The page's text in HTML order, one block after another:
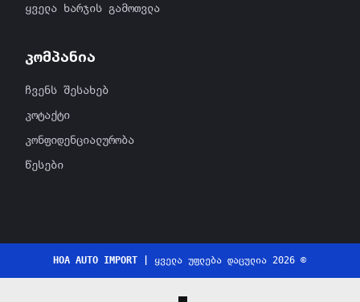
ყველა ხარჯის გამოთვლა
კომპანია
ჩვენს შესახებ
კოტაქტი
კონფიდენციალურობა
წესები
HOA AUTO IMPORT | ყველა უფლება დაცულია 2026 ©